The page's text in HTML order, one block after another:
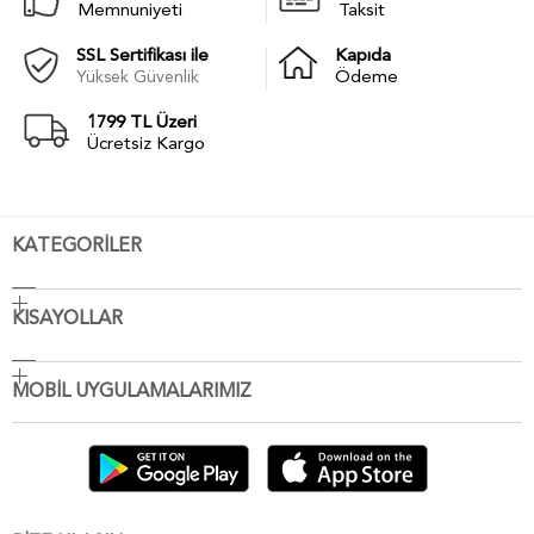
Memnuniyeti Taksit
SSL Sertifikası ile
Yüksek Güvenlik
Kapıda
Ödeme
1799 TL Üzeri
Ücretsiz Kargo
KATEGORİLER
KISAYOLLAR
MOBİL UYGULAMALARIMIZ